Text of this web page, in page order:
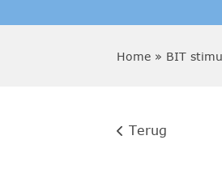
Home » BIT
Terug